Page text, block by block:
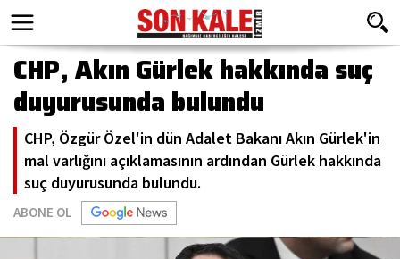
CHP, Akın Gürlek hakkında suç
duyurusunda bulundu
CHP, Özgür Özel'in dün Adalet Bakanı Akın Gürlek'in
mal varlığını açıklamasının ardından Gürlek hakkında
suç duyurusunda bulundu.
ABONE OL